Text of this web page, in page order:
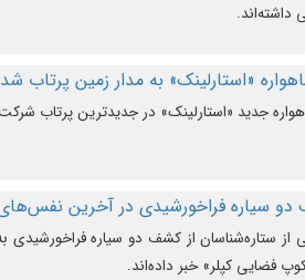
داشته‌اند.
سیاره فراخورشیدی در آخرین نفس‌های
از ستاره‌شناسان از کشف دو سیاره فراخورشیدی
فضایی کپلر» خبر داده‌اند.